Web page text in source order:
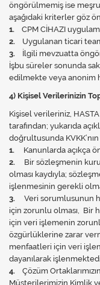
öngörülmemiş ise
aşağıdaki kriterler göz
1. CPM CİHAZI
2.
Uygulanan ticari
3.
İlgili mevzuatta
İşbu süreler sonunda
edilmekte veya anonim
4) Kişisel Verilerinizin
Kişisel verileriniz,
tarafından; yukarıda
doğrultusunda
1. Kanunlarda açıkça
2. Bir sözleşmenin
olması kaydıyla;
işlenmesinin gerekli
3. Veri sorumlusunun
için zorunlu olması, Bir
için veri işlemenin
özgürlüklerine zarar
menfaatleri için veri
dayanılarak
4. Çözüm
Müşterilerimizin Kimlik